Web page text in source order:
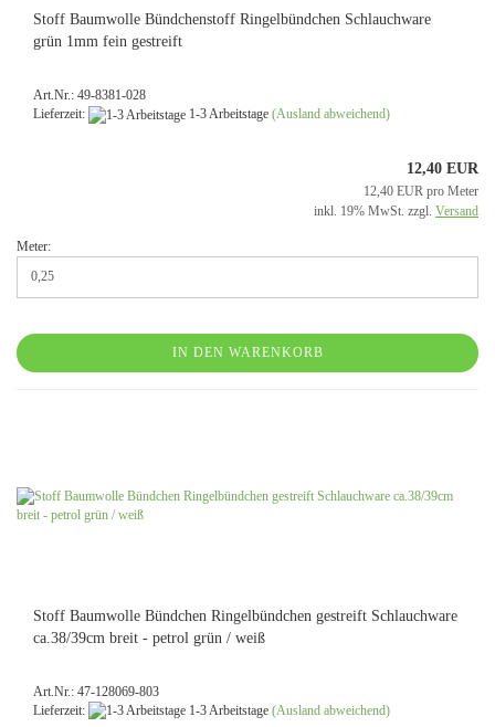
Stoff Baumwolle Bündchenstoff Ringelbündchen Schlauchware
grün 1mm fein gestreift
Art.Nr.: 49-8381-028
Lieferzeit:
1-3 Arbeitstage (Ausland abweichend)
12,40 EUR
12,40 EUR pro Meter
inkl. 19% MwSt. zzgl. Versand
Meter:
IN DEN WARENKORB
Stoff Baumwolle Bündchen Ringelbündchen gestreift Schlauchware
ca.38/39cm breit - petrol grün / weiß
Art.Nr.: 47-128069-803
Lieferzeit:
1-3 Arbeitstage (Ausland abweichend)